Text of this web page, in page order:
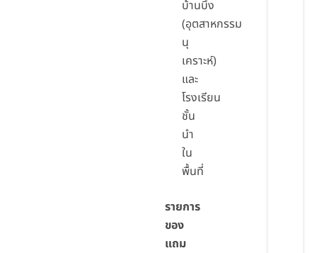
บ้านบึง
(อุตสาหกรรม
นุ
เคราะห์)
และ
โรงเรียน
ชั้น
นำ
ใน
พื้นที่
รายการ
ของ
แถม